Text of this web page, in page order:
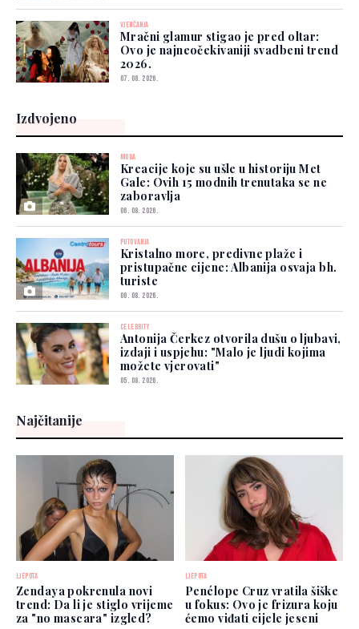
VJENČANJA
Mračni glamur stigao je pred oltar:
Ovo je najneočekivaniji svadbeni trend
2026.
07. 08. 2026.
Izdvojeno
MODA
Kreacije koje su ušle u historiju Met
Gale: Ovih 15 modnih trenutaka se ne
zaboravlja
06. 08. 2026.
PUTOVANJA
Kristalno more, predivne plaže i
pristupačne cijene: Albanija osvaja bh.
turiste
06. 08. 2026.
CELEBRITY
Antonija Čerkez otvorila dušu o ljubavi,
izdaji i uspjehu: "Malo je ljudi kojima
možete vjerovati"
05. 08. 2026.
Najčitanije
LJEPOTA
Zendaya pokrenula novi
trend: Da li je stiglo vrijeme
za "no mascara" izgled?
LJEPOTA
Penélope Cruz vratila šiške
u fokus: Ovo je frizura koju
ćemo viđati cijele jeseni